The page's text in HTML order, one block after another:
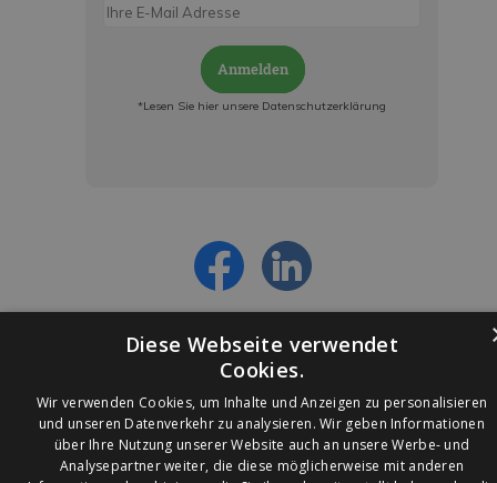
Anmelden
*Lesen Sie hier unsere Datenschutzerklärung
© 2026 Ledleuchtendiscounter.de
Diese Webseite verwendet
Cookies.
Wir verwenden Cookies, um Inhalte und Anzeigen zu personalisieren
und unseren Datenverkehr zu analysieren. Wir geben Informationen
über Ihre Nutzung unserer Website auch an unsere Werbe- und
Analysepartner weiter, die diese möglicherweise mit anderen